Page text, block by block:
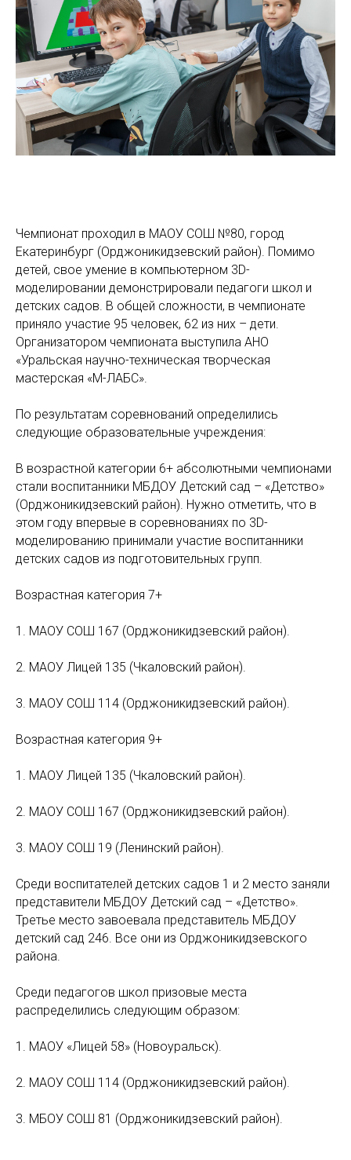
Чемпионат проходил в МАОУ СОШ №80, город
Екатеринбург (Орджоникидзевский район). Помимо
детей, свое умение в компьютерном 3D-
моделировании демонстрировали педагоги школ и
детских садов. В общей сложности, в чемпионате
приняло участие 95 человек, 62 из них – дети.
Организатором чемпионата выступила АНО
«Уральская научно-техническая творческая
мастерская «М-ЛАБС».
По результатам соревнований определились
следующие образовательные учреждения:
В возрастной категории 6+ абсолютными чемпионами
стали воспитанники МБДОУ Детский сад – «Детство»
(Орджоникидзевский район). Нужно отметить, что в
этом году впервые в соревнованиях по 3D-
моделированию принимали участие воспитанники
детских садов из подготовительных групп.
Возрастная категория 7+
1. МАОУ СОШ 167 (Орджоникидзевский район).
2. МАОУ Лицей 135 (Чкаловский район).
3. МАОУ СОШ 114 (Орджоникидзевский район).
Возрастная категория 9+
1. МАОУ Лицей 135 (Чкаловский район).
2. МАОУ СОШ 167 (Орджоникидзевский район).
3. МАОУ СОШ 19 (Ленинский район).
Среди воспитателей детских садов 1 и 2 место заняли
представители МБДОУ Детский сад – «Детство».
Третье место завоевала представитель МБДОУ
детский сад 246. Все они из Орджоникидзевского
района.
Среди педагогов школ призовые места
распределились следующим образом:
1. МАОУ «Лицей 58» (Новоуральск).
2. МАОУ СОШ 114 (Орджоникидзевский район).
3. МБОУ СОШ 81 (Орджоникидзевский район).